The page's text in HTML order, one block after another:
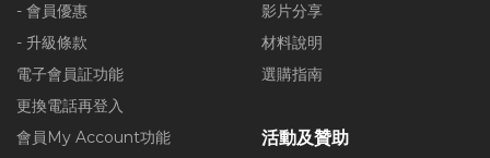
- 會員優惠
- 升級條款
電子會員証功能
更換電話再登入
會員My Account功能
影片分享
材料說明
選購指南
活動及贊助